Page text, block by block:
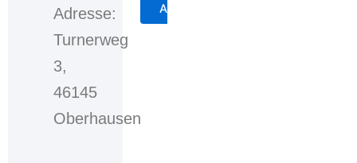
Adresse:
Turnerweg
3,
46145
Oberhausen
der
Auswahl